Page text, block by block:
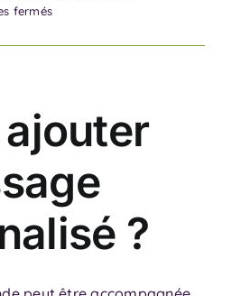
ferméssur
moyens
vous
?
?